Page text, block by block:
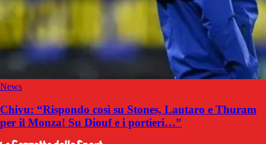
News
Chivu: “Rispondo così su Stones, Lautaro e Thuram
per il Monza! Su Diouf e i portieri…”